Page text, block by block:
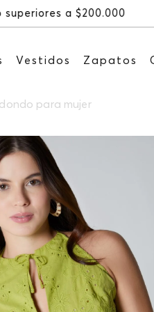
Recibe: 15%OFF
Vestidos Zapatos
para mujer